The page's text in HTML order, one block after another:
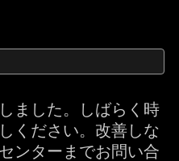
ました。しばらく時
ください。改善しな
ンターまでお問い合